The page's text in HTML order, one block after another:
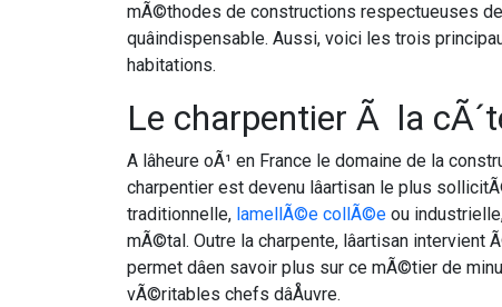
mÃ©thodes de constructions respectueuses de
quâindispensable. Aussi, voici les trois
habitations.
Le charpentier Ã la
A lâheure oÃ¹ en France le domaine de la
charpentier est devenu lâartisan le plus
traditionnelle, lamellÃ©e collÃ©e ou
mÃ©tal. Outre la charpente, lâartisan
permet dâen savoir plus sur ce mÃ©tier de
vÃ©ritables chefs dâÅuvre.